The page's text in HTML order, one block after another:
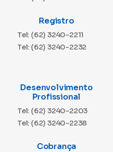
Registro
Tel: (62) 3240-2211
Tel: (62) 3240-2232
Desenvolvimento
Profissional
Tel: (62) 3240-2203
Tel: (62) 3240-2238
Cobrança